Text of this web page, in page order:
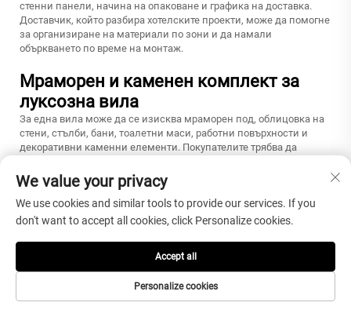
стенни панели, начина на опаковане и графика на доставка.
Доставчик, който разбира хотелските проекти, може да помогне
за организиране на материали по зони и да намали
объркването по време на монтаж.
Мраморен и каменен комплект за
луксозна вила
За една вила може да се изисква мраморен под, облицовка на
стени, стълби, бани, тоалетни маси, работни повърхности и
декоративни каменни елементи. Покупателите трябва да
координира материали за множество зони. Точно тук един
ориентиран към проекти доставчик от Сямънь може да окаже
по-голяма полза от обикновен продавач на мраморни плочи.
строителни фирми
Строителните фирми имат нужда от точни размери, детайли за
ръбовете, етикети и последователност на опаковане. Грешните
размери могат да забавят строителните работи на площадката
We value your privacy
We use cookies and similar tools to provide our services. If you
don't want to accept all cookies, click Personalize cookies.
Personalize cookies
Accept all